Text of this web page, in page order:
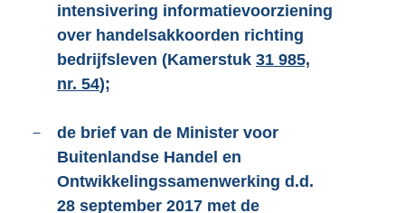
intensivering informatievoorziening
over handelsakkoorden richting
bedrijfsleven (Kamerstuk 31 985,
nr. 54);
–
de brief van de Minister voor
Buitenlandse Handel en
Ontwikkelingssamenwerking d.d.
28 september 2017 met de